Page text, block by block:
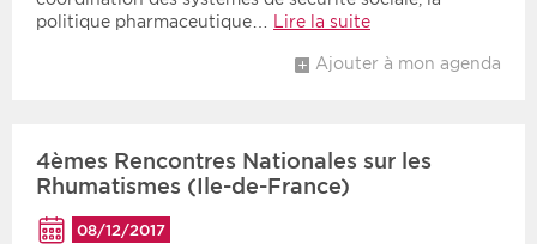
politique pharmaceutique…
Lire la suite
Ajouter à mon agenda
4èmes Rencontres Nationales sur les
Rhumatismes (Ile-de-France)
08/12/2017